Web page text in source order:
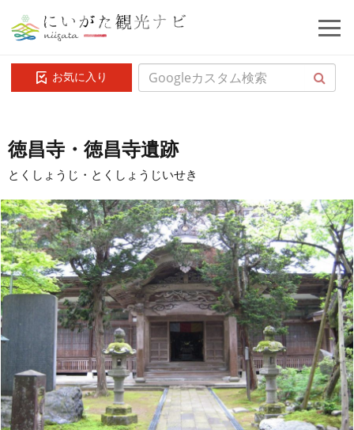
お気に入り
徳昌寺・徳昌寺遺跡
とくしょうじ・とくしょうじいせき